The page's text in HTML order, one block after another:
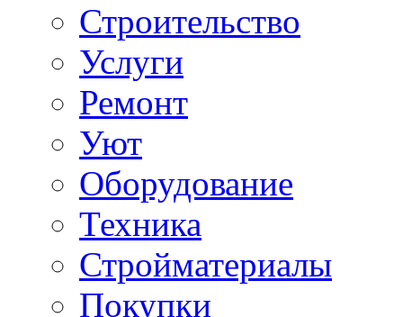
Строительство
Услуги
Ремонт
Уют
Оборудование
Техника
Стройматериалы
Покупки